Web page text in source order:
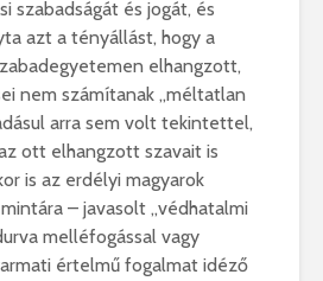
szabadságát és jogát, és
azt a tényállást, hogy a
elhangzott,
nem számítanak „méltatlan
arra sem volt tekintettel,
ott elhangzott szavait is
is az erdélyi magyarok
– javasolt „védhatalmi
melléfogással vagy
értelmű fogalmat idéző